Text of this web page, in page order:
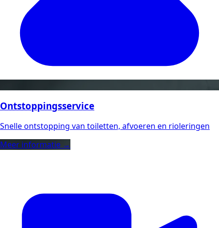
Ontstoppingsservice
Snelle ontstopping van toiletten, afvoeren en rioleringen
Meer informatie →